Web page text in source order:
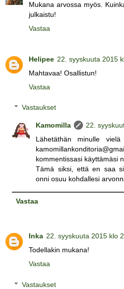
Mukana arvossa myös.
julkaistu!
Vastaa
Helipee 22. syyskuuta 2015
Mahtavaa! Osallistun!
Vastaa
Vastaukset
Kamomilla
22.
Lähetäthän minulle vielä
kommentissasi käyttämäsi
Tämä siksi, että en saa
onni osuu kohdallesi
Vastaa
Inka 22. syyskuuta 2015 klo
Todellakin mukana!
Vastaa
Vastaukset